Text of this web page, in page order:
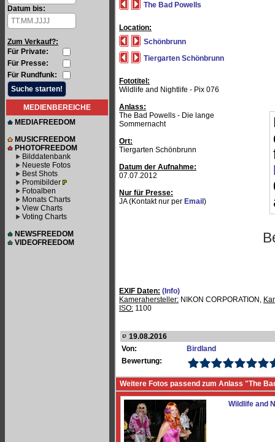
Datum bis:
Zum Verkauf?:
Für Private:
Für Presse:
Für Rundfunk:
MEDIENBEREICHE
MEDIAFREEDOM
MUSICFREEDOM
PHOTOFREEDOM
Bilddatenbank
Neueste Fotos
Best Shots
Promibilder
Fotoalben
Monats Charts
View Charts
Voting Charts
NEWSFREEDOM
VIDEOFREEDOM
The Bad Powells
Location:
Schönbrunn
Tiergarten Schönbrunn
Fototitel:
Wildlife and Nightlife - Pix 076
Anlass:
The Bad Powells - Die lange
Sommernacht
Ort:
Tiergarten Schönbrunn
Datum der Aufnahme:
07.07.2012
Nur für Presse:
JA (Kontakt nur per Email )
EXIF Daten: (Info)
Kamerahersteller: NIKON CORPORATION,
ISO: 1100
19.08.2016
Von:
Birdland
Bewertung:
Weitere Fotos passend zum Anlass "The
Wildlife and